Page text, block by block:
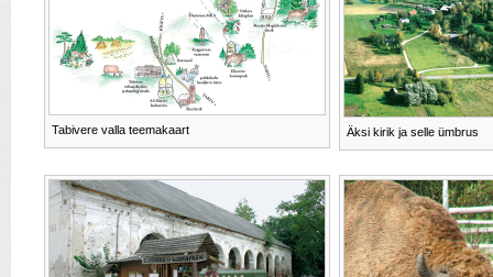
Tabivere valla teemakaart Äksi kirik ja selle ümbrus